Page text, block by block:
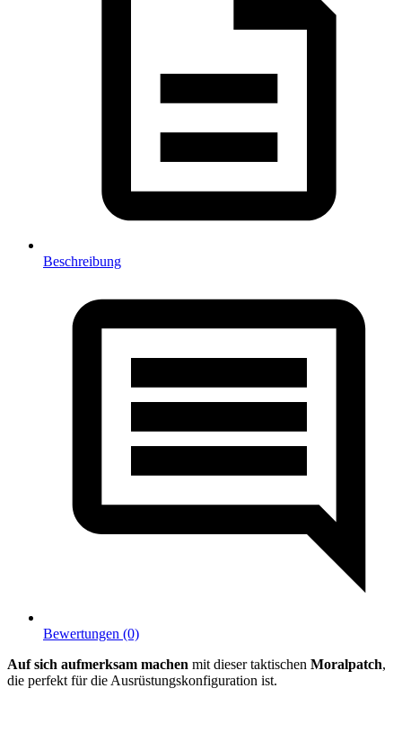
Beschreibung
Bewertungen (0)
Auf sich aufmerksam machen mit dieser taktischen Moralpatch,
die perfekt für die Ausrüstungskonfiguration ist.